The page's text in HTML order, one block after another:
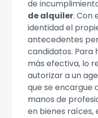
de
de alquiler. Con
identidad el
antecedentes
candidatos. Para
más efectiva, lo
autorizar a un
que se encargue
manos de
en bienes